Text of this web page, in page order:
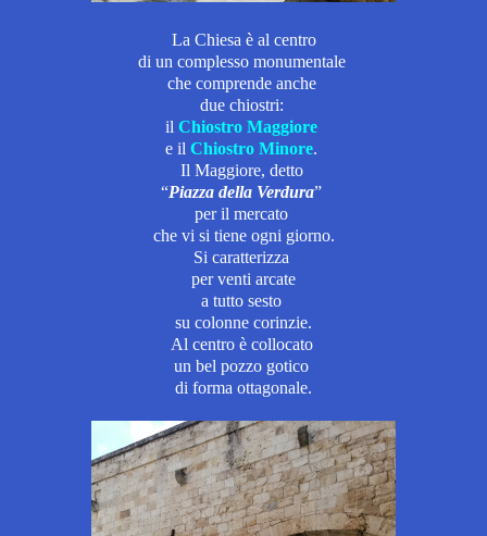
La Chiesa è al centro
di un complesso monumentale
che comprende anche
due chiostri:
il Chiostro Maggiore
e il Chiostro Minore.
Il Maggiore, detto
“Piazza della Verdura”
per il mercato
che vi si tiene ogni giorno.
Si caratterizza
per venti arcate
a tutto sesto
su colonne corinzie.
Al centro è collocato
un bel pozzo gotico
di forma ottagonale.